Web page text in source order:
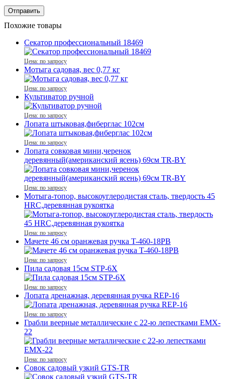
Похожие товары
Секатор профессиональный 18469
Цена: по запросу
Мотыга садовая, вес 0,77 кг
Цена: по запросу
Культиватор ручной
Цена: по запросу
Лопата штыковая,фиберглас 102см
Цена: по запросу
Лопата совковая мини,черенок
деревянный(американский ясень) 69см TR-BY
Цена: по запросу
Мотыга-топор, высокоуглеродистая сталь, твердость 45
HRC,деревянная рукоятка
Цена: по запросу
Мачете 46 см оранжевая ручка T-460-18PB
Цена: по запросу
Пила садовая 15см STP-6X
Цена: по запросу
Лопата дренажная, деревянная ручка REР-16
Цена: по запросу
Грабли веерные металлические с 22-ю лепестками EMX-
22
Цена: по запросу
Совок садовый узкий GTS-TR